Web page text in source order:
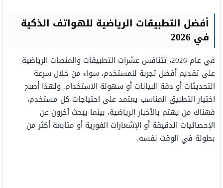
أفضل التطبيقات الرياضية للهواتف الذكية
في 2026
في عام 2026، تتنافس عشرات التطبيقات والمنصات الرياضية
على تقديم أفضل تجربة للمستخدم، سواء من خلال سرعة
التحديثات أو دقة البيانات أو سهولة الاستخدام. ولهذا أصبح
اختيار التطبيق المناسب يعتمد على احتياجات كل مستخدم،
فهناك من يهتم بالأخبار الرياضية، بينما يبحث آخرون عن
الإحصائيات الدقيقة أو الإشعارات الفورية أو متابعة أكثر من
بطولة في الوقت نفسه.